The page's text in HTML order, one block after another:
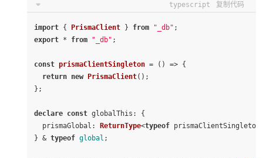
typescript 复制代码
import { PrismaClient } from "_db"
export * from "_db" ;
const prismaClientSingleton = ( ) => {
return new PrismaClient();
};
declare const globalThis : {
prismaGlobal : ReturnType<typeof
} & typeof global ;